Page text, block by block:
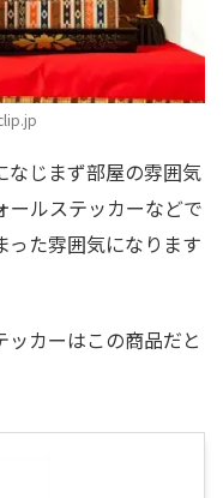
なじまず部屋の雰囲気
ールステッカーなどで
った雰囲気になります
カーはこの商品だと